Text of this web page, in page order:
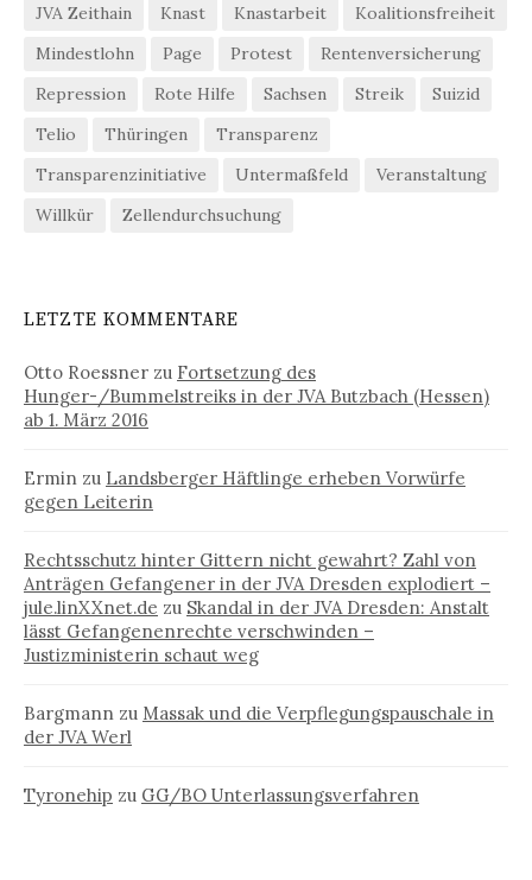
JVA Zeithain
Knast Knastarbeit
Koalitionsfreiheit
Mindestlohn
Page Protest
Rentenversicherung
Repression
Rote Hilfe Sachsen Streik
Suizid
Telio
Thüringen
Transparenz
Transparenzinitiative
Untermaßfeld
Veranstaltung
Willkür
Zellendurchsuchung
LETZTE KOMMENTARE
Otto Roessner zu Fortsetzung des
Hunger-/Bummelstreiks in der JVA Butzbach (Hessen)
ab 1. März 2016
Ermin zu Landsberger Häftlinge erheben Vorwürfe
gegen Leiterin
Rechtsschutz hinter Gittern nicht gewahrt? Zahl von
Anträgen Gefangener in der JVA Dresden explodiert –
jule.linXXnet.de zu Skandal in der JVA Dresden: Anstalt
lässt Gefangenenrechte verschwinden –
Justizministerin schaut weg
Bargmann zu Massak und die Verpflegungspauschale in
der JVA Werl
Tyronehip zu GG/BO Unterlassungsverfahren